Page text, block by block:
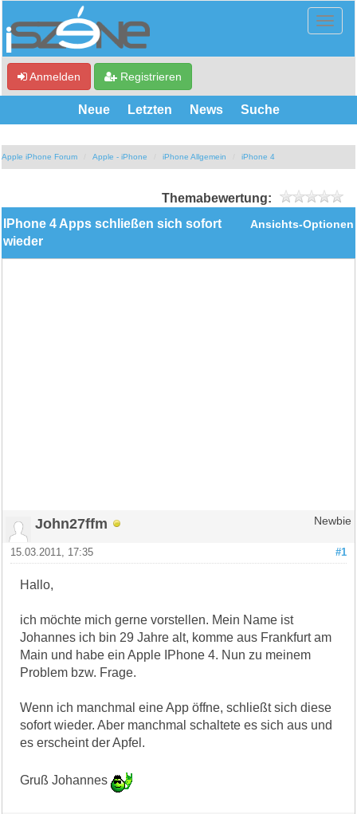
Anmelden Registrieren
Neue Letzten News Suche
Apple iPhone Forum Apple - iPhone iPhone Allgemein iPhone 4
Themabewertung:
Ansichts-Optionen
IPhone 4 Apps schließen sich sofort
wieder
John27ffm Newbie
#1
15.03.2011, 17:35
Hallo,
ich möchte mich gerne vorstellen. Mein Name ist
Johannes ich bin 29 Jahre alt, komme aus Frankfurt am
Main und habe ein Apple IPhone 4. Nun zu meinem
Problem bzw. Frage.
Wenn ich manchmal eine App öffne, schließt sich diese
sofort wieder. Aber manchmal schaltete es sich aus und
es erscheint der Apfel.
Gruß Johannes